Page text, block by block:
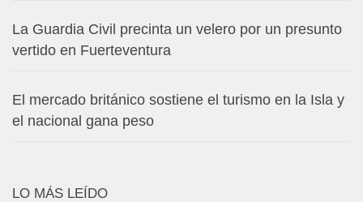
La Guardia Civil precinta un velero por un presunto
vertido en Fuerteventura
El mercado británico sostiene el turismo en la Isla y
el nacional gana peso
LO MÁS LEÍDO